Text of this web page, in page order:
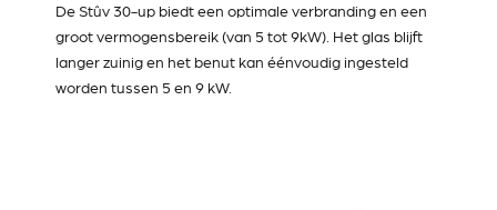
De Stûv 30-up biedt een optimale verbranding en een
groot vermogensbereik (van 5 tot 9kW). Het glas blijft
langer zuinig en het benut kan éénvoudig ingesteld
worden tussen 5 en 9 kW.